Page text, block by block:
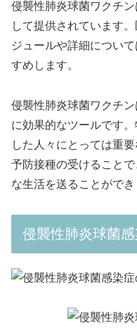
侵襲性肺炎球菌ワクチ
して提供されています
ジュールや詳細につい
すめします。
侵襲性肺炎球菌ワクチ
に効果的なツールです
した人々にとっては重
予防接種の受けること
な生活を送ることができ
侵襲性肺炎球菌